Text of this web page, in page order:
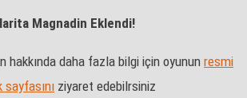
Magnadin Eklendi!
hakkında daha fazla bilgi için oyunun resmi
sayfasını ziyaret edebilrsiniz